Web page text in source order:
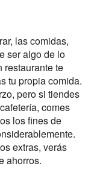
las comidas,
ser algo de lo
restaurante te
tu propia comida.
pero si tiendes
comes
los fines de
extras, verás
ahorros.